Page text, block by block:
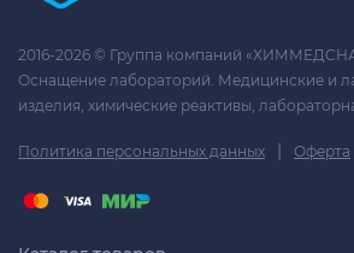
2016-2026 © Группа компаний
Оснащение лабораторий. Медицинские и
изделия, химические реактивы,
Политика персональных данных | Оферта